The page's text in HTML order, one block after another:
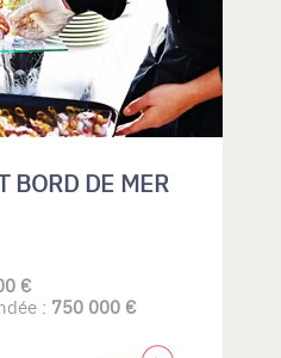
BORD DE MER
€
: 750 000 €